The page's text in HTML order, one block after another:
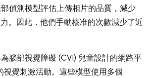
偵測模型評估上傳相片的品質，減少
。因此，他們手動核准的次數減少了近
腦部視覺障礙 (CVI) 兒童設計的網路平
視覺刺激活動。這些模型使用多個